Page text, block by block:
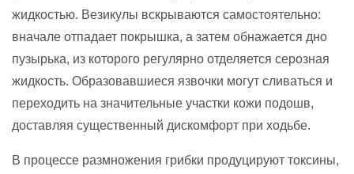
жидкостью. Везикулы вскрываются самостоятельно:
вначале отпадает покрышка, а затем обнажается дно
пузырька, из которого регулярно отделяется серозная
жидкость. Образовавшиеся язвочки могут сливаться и
переходить на значительные участки кожи подошв,
доставляя существенный дискомфорт при ходьбе.
В процессе размножения грибки продуцируют токсины,